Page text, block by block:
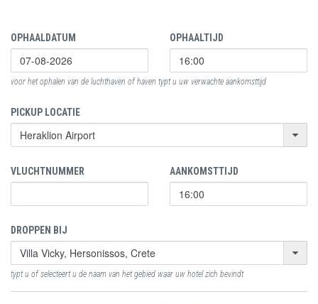
OPHAALDATUM OPHAALTIJD
voor het ophalen van de luchthaven of haven typt u uw verwachte aankomsttijd
PICKUP LOCATIE
VLUCHTNUMMER AANKOMSTTIJD
DROPPEN BIJ
typt u of selecteert u de naam van het gebied waar uw hotel zich bevindt